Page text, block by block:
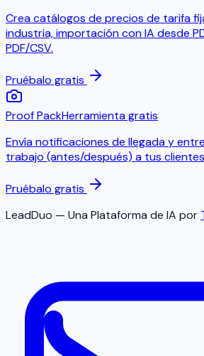
Crea catálogos de precios de tarifa
industria, importación con IA desde
PDF/CSV.
Pruébalo gratis
Proof PackHerramienta gratis
Envía notificaciones de llegada y
trabajo (antes/después) a tus
Pruébalo gratis
LeadDuo — Una Plataforma de IA por